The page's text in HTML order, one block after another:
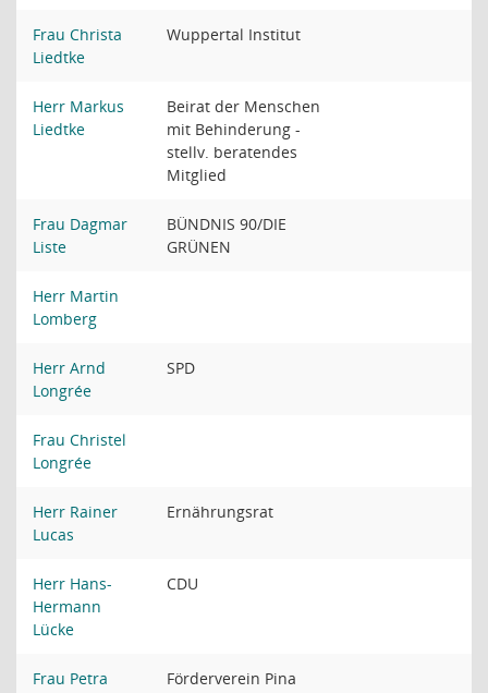
Frau Christa
Liedtke
Wuppertal Institut
Herr Markus
Liedtke
Beirat der Menschen
mit Behinderung -
stellv. beratendes
Mitglied
Frau Dagmar
Liste
BÜNDNIS 90/DIE
GRÜNEN
Herr Martin
Lomberg
Herr Arnd
Longrée
SPD
Frau Christel
Longrée
Herr Rainer
Lucas
Ernährungsrat
Herr Hans-
Hermann
Lücke
CDU
Frau Petra
Förderverein Pina